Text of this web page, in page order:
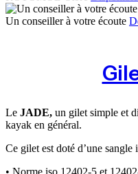
Un conseiller à votre écoute
Le JADE, un gilet simple et
kayak en général.
Ce gilet est doté d’une